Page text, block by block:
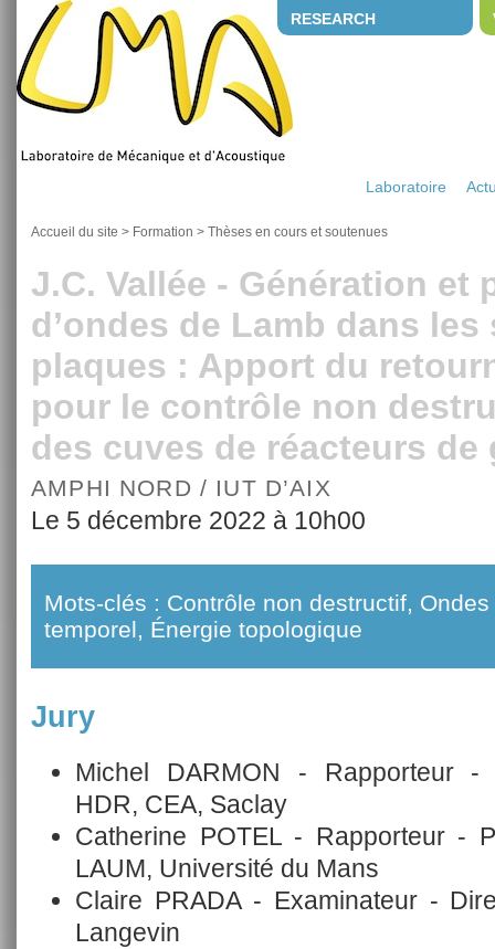
RESEARCH
Laboratoire
Accueil du site > Formation > Thèses en cours et soutenues
J.C. Vallée - Génération et
d’ondes de Lamb dans
plaques : Apport du
pour le contrôle non
des cuves de réacteurs de
AMPHI NORD / IUT D’AIX
Le 5 décembre 2022 à 10h00
Mots-clés : Contrôle non destructif,
temporel, Énergie topologique
Jury
Michel DARMON - Rapporteur -
HDR, CEA, Saclay
Catherine POTEL - Rapporteur -
LAUM, Université du Mans
Claire PRADA - Examinateur -
Langevin